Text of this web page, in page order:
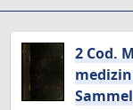
2 Cod.